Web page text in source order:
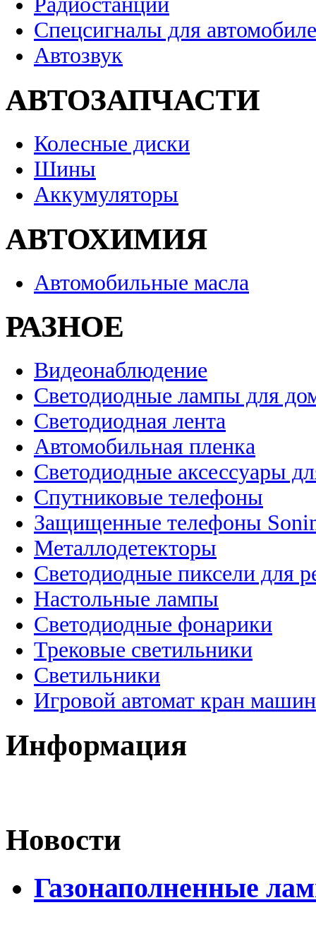
Спецсигналы для
Автозвук
АВТОЗАПЧАСТИ
Колесные диски
Шины
Аккумуляторы
АВТОХИМИЯ
Автомобильные масла
РАЗНОЕ
Видеонаблюдение
Светодиодные лампы для
Светодиодная лента
Автомобильная пленка
Светодиодные аксессуары
Спутниковые телефоны
Защищенные телефоны
Металлодетекторы
Светодиодные пиксели для
Настольные лампы
Светодиодные фонарики
Трековые светильники
Светильники
Игровой автомат кран
Информация
Новости
Газонаполненные